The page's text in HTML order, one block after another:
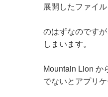
展開したファイ
のはずなのです
しまいます。
Mountain Lion か
でないとアプリ